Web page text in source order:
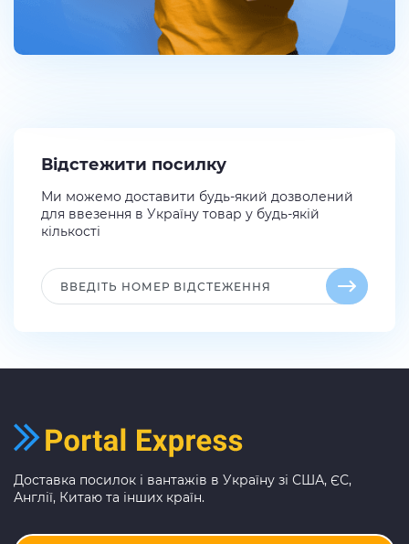
Відстежити посилку
Ми можемо доставити будь-який дозволений
для ввезення в Україну товар у будь-якій
кількості
Доставка посилок і вантажів в Україну зі США, ЄС,
Англії, Китаю та інших країн.